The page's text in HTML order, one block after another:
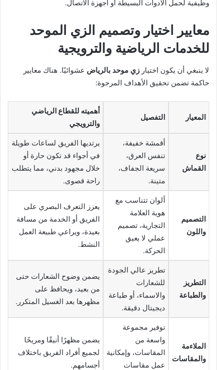
وظيفية لحمل الأدوات البسيطة أو أجهزة الاتصال.
معايير اختيار وتصميم الزي الموحد
للخدمات الرياضية والترويجية
لا ينبغي أن يكون اختيار زي موحد بالرياض عشوائيًا. هناك معايير
حاكمة تضمن تحقيق الأهداف المرجوة:
المعيار التفصيل
أهميته للقطاع الرياضي
والترويجي
نوع
القماش
أقمشة خفيفة،
تنفس العرق،
سريعة الجفاف،
متينة.
يرتديها الفريق لساعات طويلة
في أجواء قد تكون حارة أو
خلال مجهود بدني، مما يتطلب
راحة قصوى.
التصميم
واللون
ألوان تتناسب مع
هوية العلامة
التجارية، تصميم
عملي لا يعيق
الحركة.
يعزز التعرف البصري على
الفريق أو الخدمة من مسافة
بعيدة، ويراعي طبيعة العمل
النشط.
التطريز
والطباعة
تطريز عالي الجودة
للشعارات
والاسماء، أو طباعة
ديجيتال دقيقة.
يضمن وضوح الشعارات حتى
من بعيد، ويحافظ على
مظهرها بعد الغسيل المتكرر.
الملاءمة
والمقاسات
توفير مجموعة
واسعة من
المقاسات، وإمكانية
عمل مقاسات
يضمن مظهرًا أنيقًا ومريحًا
لجميع أفراد الفريق باختلاف
أجسامهم.